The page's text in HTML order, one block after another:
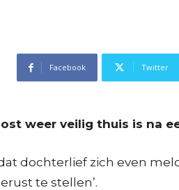
Facebook Twitter
weer veilig thuis is na
dochterlief zich even
te stellen’.